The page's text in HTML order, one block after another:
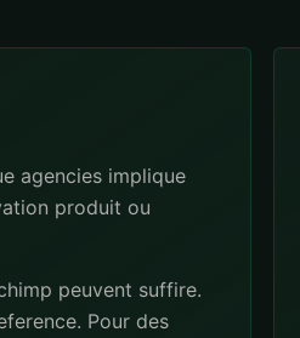
agencies implique
produit ou
peuvent suffire.
Pour des